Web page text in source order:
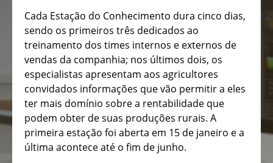
Cada Estação do Conhecimento dura cinco dias,
sendo os primeiros três dedicados ao
treinamento dos times internos e externos de
vendas da companhia; nos últimos dois, os
especialistas apresentam aos agricultores
convidados informações que vão permitir a eles
ter mais domínio sobre a rentabilidade que
podem obter de suas produções rurais. A
primeira estação foi aberta em 15 de janeiro e a
última acontece até o fim de junho.